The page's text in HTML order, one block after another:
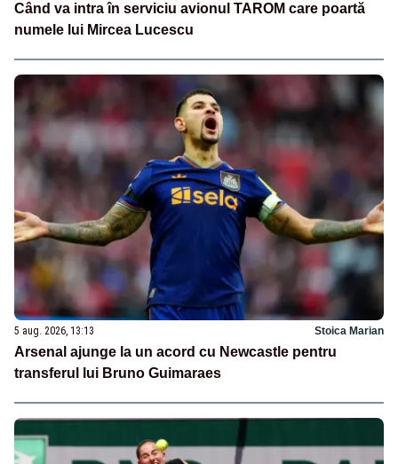
Când va intra în serviciu avionul TAROM care poartă
numele lui Mircea Lucescu
5 aug. 2026, 13:13 Stoica Marian
Arsenal ajunge la un acord cu Newcastle pentru
transferul lui Bruno Guimaraes